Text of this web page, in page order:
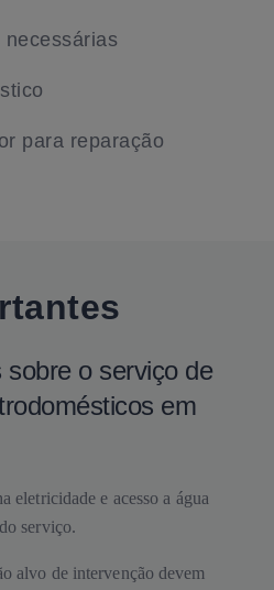
para reparação
o serviço de
em
eletricidade e acesso a água
serviço.
alvo de intervenção devem